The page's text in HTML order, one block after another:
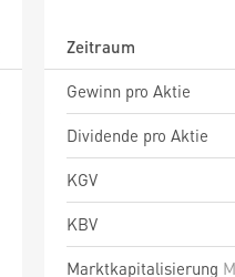
Zeitraum
Gewinn pro Aktie
Dividende pro Aktie
KGV
KBV
Marktkapitalisierung